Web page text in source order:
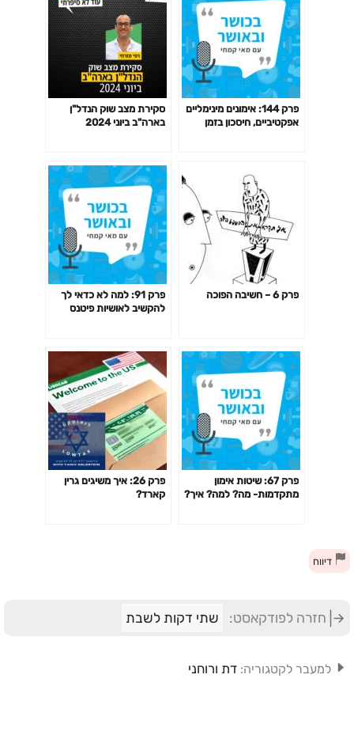
פרק 144: אימונים מינימליים
אפקטיביים, חיסכון בזמן
סקירת מצב שוק הנדל"ן
בארה"ב ביוני 2024
פרק 6 – חשיבה הפוכה
פרק 91: למה לא כדאי לך
להקשיב לאושיות פיטנס
שלך?
פרק 67: שיטות אימון
מתקדמות- מה? למה? איך?
פרק 26: איך משיגים גרין
קארד?
דיווח
חזרה לפודקאסט: שתי דקות לשבת
למעבר לקטגוריה: דת ורוחני